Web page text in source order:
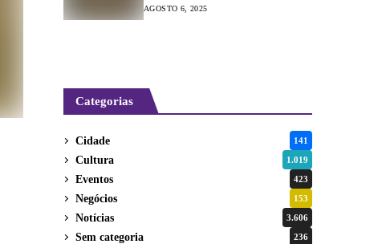
AGOSTO 6, 2025
Categorias
Cidade 141
Cultura 1.019
Eventos 423
Negócios 153
Notícias 3.606
Sem categoria 236